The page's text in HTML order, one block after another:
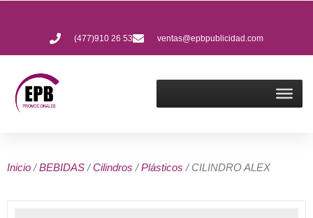
(477)910 26 53 ventas@epbpublicidad.com
Inicio /BEBIDAS /Cilindros /Plásticos / CILINDRO ALEX